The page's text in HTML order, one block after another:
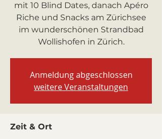
mit 10 Blind Dates, danach Apéro
Riche und Snacks am Zürichsee
im wunderschönen Strandbad
Wollishofen in Zürich.
Anmeldung abgeschlossen
weitere Veranstaltungen
Zeit & Ort